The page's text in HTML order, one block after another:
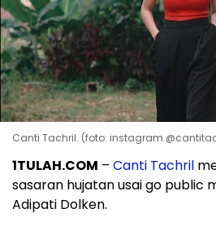
Canti Tachril. (foto: instagram
1TULAH.COM – Canti Tachril
sasaran hujatan usai go public
Adipati Dolken.